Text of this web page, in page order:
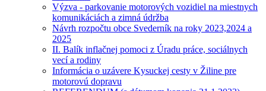
Výzva - parkovanie motorových vozidiel na miestnych
komunikáciách a zimná údržba
Návrh rozpočtu obce Svederník na roky 2023,2024 a
2025
II. Balík inflačnej pomoci z Úradu práce, sociálnych
vecí a rodiny
Informácia o uzávere Kysuckej cesty v Žiline pre
motorovú dopravu